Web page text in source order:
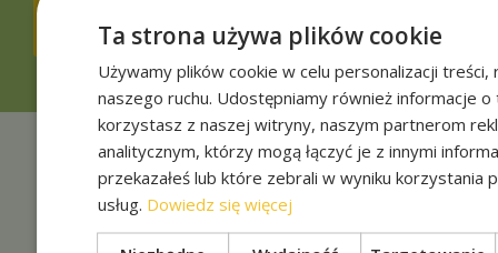
ROLCE
Ta strona używa plików cookie
Używamy plików cookie w celu personalizacji treści,
naszego ruchu. Udostępniamy również informacje o
korzystasz z naszej witryny, naszym partnerom
analitycznym, którzy mogą łączyć je z innymi
przekazałeś lub które zebrali w wyniku korzystania
usług. Dowiedz się więcej